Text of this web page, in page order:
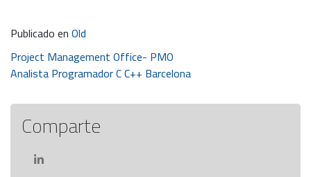
Publicado enOld
Navegación
de
entradas
Project Management Office- PMO
Analista Programador C C++ Barcelona
Comparte